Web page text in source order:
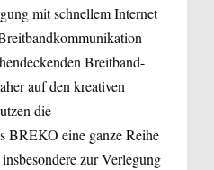
mit schnellem Internet
Breitband-
auf den kreativen
die
BREKO eine ganze Reihe
zur Verlegung